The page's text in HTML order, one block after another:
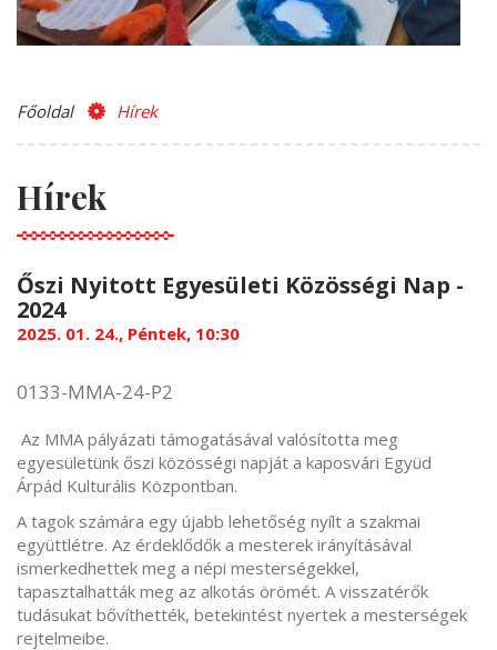
Főoldal Hírek
Hírek
Őszi Nyitott Egyesületi Közösségi Nap -
2024
2025. 01. 24., Péntek, 10:30
0133-MMA-24-P2
Az MMA pályázati támogatásával valósította meg
egyesületünk őszi közösségi napját a kaposvári Együd
Árpád Kulturális Központban.
A tagok számára egy újabb lehetőség nyílt a szakmai
együttlétre. Az érdeklődők a mesterek irányításával
ismerkedhettek meg a népi mesterségekkel,
tapasztalhatták meg az alkotás örömét. A visszatérők
tudásukat bővíthették, betekintést nyertek a mesterségek
rejtelmeibe.